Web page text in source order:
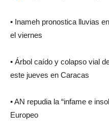
• Inameh pronostica lluvias
el viernes
• Árbol caído y colapso vial
este jueves en Caracas
• AN repudia la “infame e
Europeo